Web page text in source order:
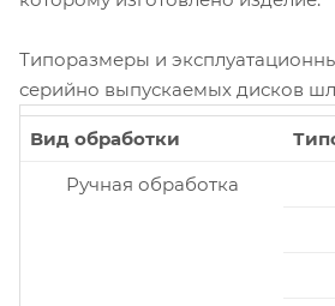
Типоразмеры и
серийно выпускаемых дисков
Вид обработки
Ручная обработка